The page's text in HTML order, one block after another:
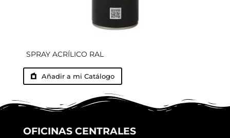
SPRAY ACRÍLICO RAL
Añadir a mi Catálogo
OFICINAS CENTRALES